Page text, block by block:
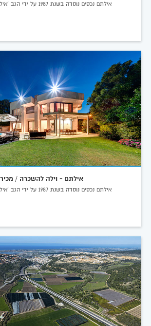
אילתם נכסים נוסדה בשנת 1987 על ידי הגב 'אילנה שימשוביץ.
אילתם - וילה להשכרה / מכירה
אילתם נכסים נוסדה בשנת 1987 על ידי הגב 'אילנה שימשוביץ.